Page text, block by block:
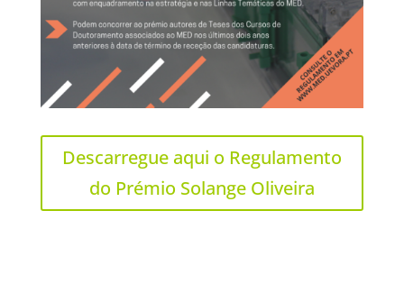
Descarregue aqui o Regulamento
do Prémio Solange Oliveira